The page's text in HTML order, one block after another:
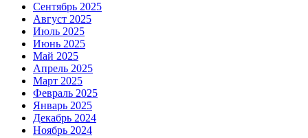
Сентябрь 2025
Август 2025
Июль 2025
Июнь 2025
Май 2025
Апрель 2025
Март 2025
Февраль 2025
Январь 2025
Декабрь 2024
Ноябрь 2024